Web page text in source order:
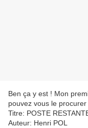
Ben ça y est ! Mon
pouvez vous le
Titre: POSTE
Auteur: Henri POL